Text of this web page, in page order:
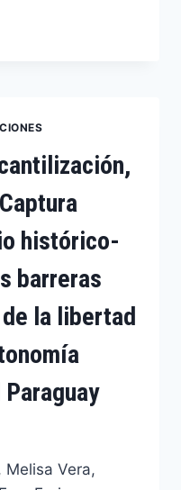
histórico-
barreras
la libertad
Vera,